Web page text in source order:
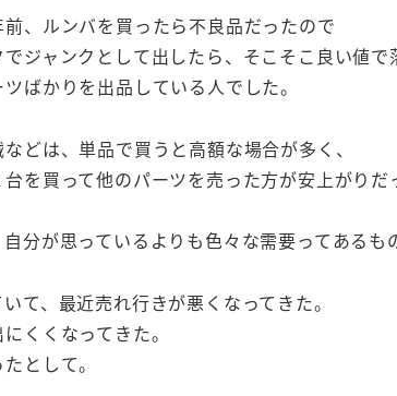
、ルンバを買ったら不良品だったので
ジャンクとして出したら、そこそこ良い値で
ばかりを出品している人でした。
どは、単品で買うと高額な場合が多く、
を買って他のパーツを売った方が安上がりだ
分が思っているよりも色々な需要ってあるも
て、最近売れ行きが悪くなってきた。
くくなってきた。
として。